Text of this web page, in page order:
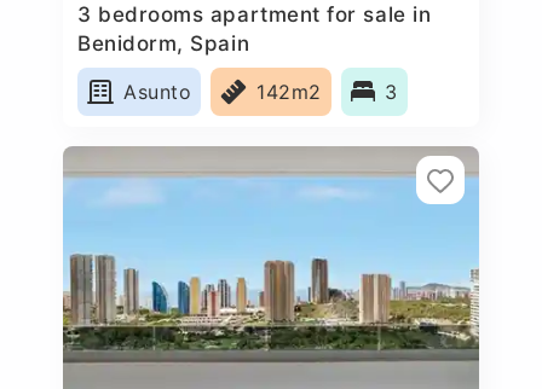
3 bedrooms apartment for sale in
Benidorm, Spain
Asunto
142m2 3